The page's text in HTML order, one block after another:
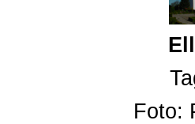
Foto: